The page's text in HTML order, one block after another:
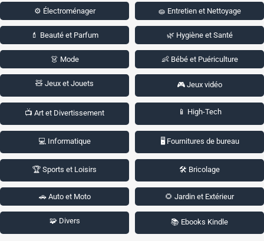
⚙️ Électroménager 🧽 Entretien et Nettoyage
💄 Beauté et Parfum 🌿 Hygiène et Santé
👗 Mode 👶 Bébé et Puériculture
🧸 Jeux et Jouets 🎮 Jeux vidéo
📺 Art et Divertissement 📱 High-Tech
💻 Informatique 🖥️ Fournitures de bureau
🏆 Sports et Loisirs 🛠️ Bricolage
🚗 Auto et Moto 🌻 Jardin et Extérieur
🧩 Divers 📚 Ebooks Kindle